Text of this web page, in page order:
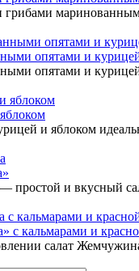
грибами
опятами и
опятами и
и яблоком
простой и вкусный
с кальмарами и
салат